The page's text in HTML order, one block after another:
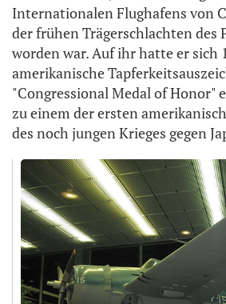
Internationalen Flughafens von
der frühen Trägerschlachten des
worden war. Auf ihr hatte er sich
amerikanische
"Congressional Medal of Honor"
zu einem der ersten
des noch jungen Krieges gegen